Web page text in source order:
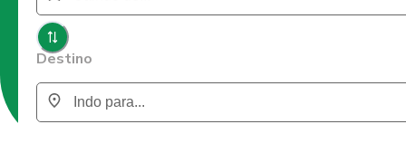
Destino